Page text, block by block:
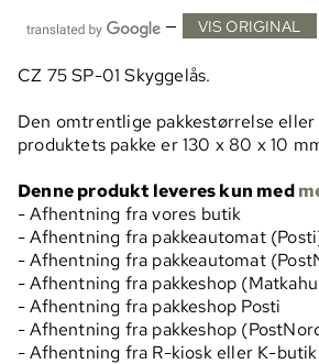
—
VIS ORIGINAL
CZ 75 SP-01 Skyggelås.
Den omtrentlige pakkestørrelse
produktets pakke er 130 x 80 x 10
Denne produkt leveres kun med
- Afhentning fra vores butik
- Afhentning fra pakkeautomat
- Afhentning fra pakkeautomat
- Afhentning fra pakkeshop
- Afhentning fra pakkeshop Posti
- Afhentning fra pakkeshop
- Afhentning fra R-kiosk eller K-